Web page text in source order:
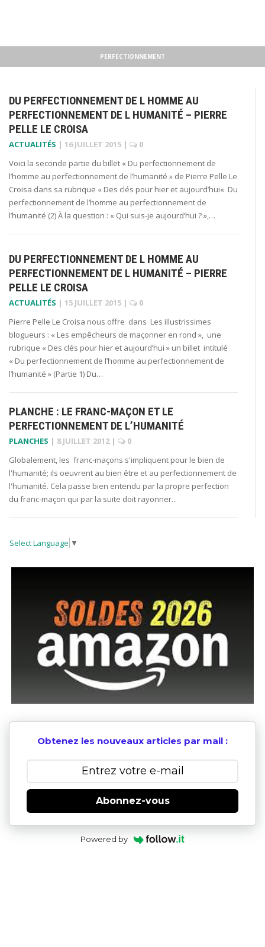
PERFECTIONNEMENT
DU PERFECTIONNEMENT DE L HOMME AU
PERFECTIONNEMENT DE L HUMANITÉ – PIERRE
PELLE LE CROISA
ACTUALITÉS | 16 JUILLET 2015 |
0
Voici la seconde partie du billet « Du perfectionnement de
l’homme au perfectionnement de l’humanité » de Pierre Pelle Le
Croisa dans sa rubrique « Des clés pour hier et aujourd’hui« Du
perfectionnement de l’homme au perfectionnement de
l’humanité (2) À la question : « Qui suis-je aujourd’hui ? »,…
DU PERFECTIONNEMENT DE L HOMME AU
PERFECTIONNEMENT DE L HUMANITÉ – PIERRE
PELLE LE CROISA
ACTUALITÉS | 15 JUILLET 2015 |
0
Pierre Pelle Le Croisa nous offre dans Les illustrissimes
blogueurs : « Les empêcheurs de maçonner en rond », une
rubrique « Des clés pour hier et aujourd’hui » un billet intitulé
« Du perfectionnement de l’homme au perfectionnement de
l’humanité » (Partie 1) Du…
PLANCHE : LE FRANC-MAÇON ET LE
PERFECTIONNEMENT DE L’HUMANITÉ
PLANCHES | 8 JUILLET 2012 |
0
Globalement, les franc-maçons s'impliquent pour le bien de
l'humanité; ils oeuvrent au bien être et au perfectionnement de
l'humanité. Cela passe bien entendu par la propre perfection
du franc-maçon qui par la suite doit rayonner...
Select Language ▼
Obtenez les nouveaux articles par mail :
Abonnez-vous
Powered by